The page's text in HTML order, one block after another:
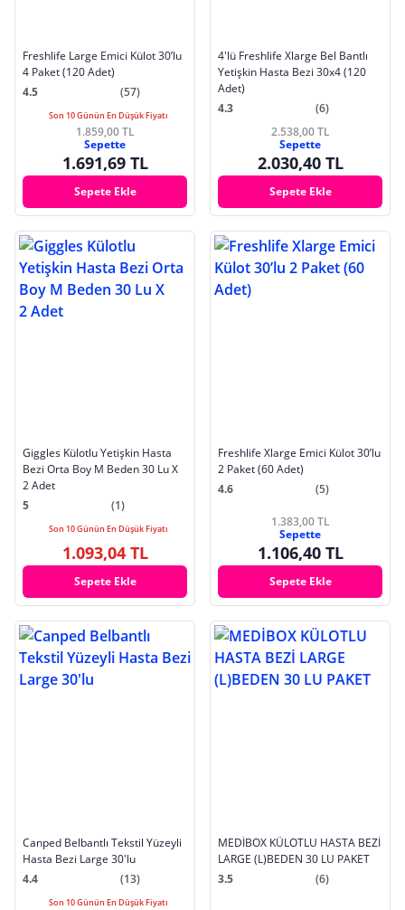
Freshlife Large Emici Külot 30’lu
4 Paket (120 Adet)
4.5
(57)
Son 10 Günün En Düşük Fiyatı
1.859,00 TL
Sepette
1.691,69 TL
Sepete Ekle
4'lü Freshlife Xlarge Bel Bantlı
Yetişkin Hasta Bezi 30x4 (120
Adet)
4.3
(6)
2.538,00 TL
Sepette
2.030,40 TL
Sepete Ekle
Giggles Külotlu Yetişkin Hasta
Bezi Orta Boy M Beden 30 Lu X
2 Adet
5
(1)
Son 10 Günün En Düşük Fiyatı
1.093,04 TL
Sepete Ekle
Freshlife Xlarge Emici Külot 30’lu
2 Paket (60 Adet)
4.6
(5)
1.383,00 TL
Sepette
1.106,40 TL
Sepete Ekle
Canped Belbantlı Tekstil Yüzeyli
Hasta Bezi Large 30'lu
4.4
(13)
Son 10 Günün En Düşük Fiyatı
MEDİBOX KÜLOTLU HASTA BEZİ
LARGE (L)BEDEN 30 LU PAKET
3.5
(6)